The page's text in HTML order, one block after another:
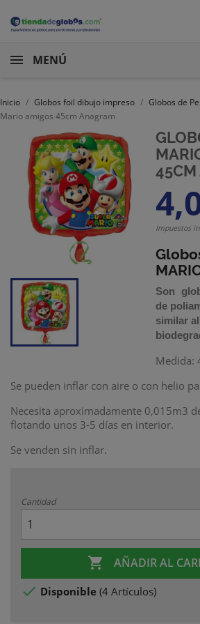
MENÚ
Inicio Globos foil dibujo impreso Globos de
Mario amigos 45cm Anagram
45CM
Impuestos
Son
de
similar
Medida:
Se pueden inflar con aire o con helio
Necesita aproximadamente 0,015m3
flotando unos 3-5 días en interior.
Se venden sin inflar.
Cantidad
 AÑADIR AL
 Disponible (4 Artículos)